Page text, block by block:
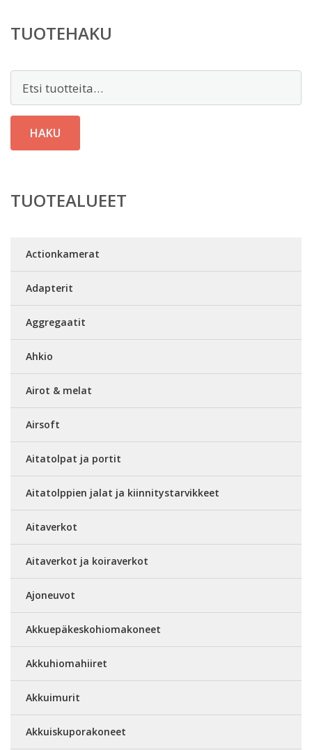
TUOTEHAKU
HAKU
TUOTEALUEET
Actionkamerat
Adapterit
Aggregaatit
Ahkio
Airot & melat
Airsoft
Aitatolpat ja portit
Aitatolppien jalat ja kiinnitystarvikkeet
Aitaverkot
Aitaverkot ja koiraverkot
Ajoneuvot
Akkuepäkeskohiomakoneet
Akkuhiomahiiret
Akkuimurit
Akkuiskuporakoneet